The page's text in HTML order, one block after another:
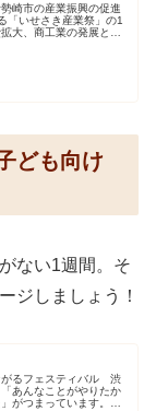
崎市の産業振興の促進
「いせさき産業祭」の1
大、商工業の発展と地
ども向け
ない1週間。そ
ジしましょう！
がるフェスティバル 渋
あんなことがやりたか
がつまっています。コ